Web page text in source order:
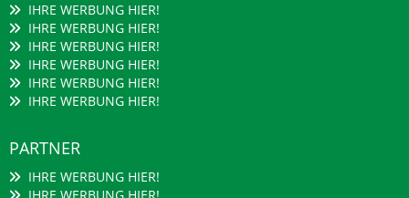
IHRE WERBUNG HIER!
IHRE WERBUNG HIER!
IHRE WERBUNG HIER!
IHRE WERBUNG HIER!
IHRE WERBUNG HIER!
IHRE WERBUNG HIER!
PARTNER
IHRE WERBUNG HIER!